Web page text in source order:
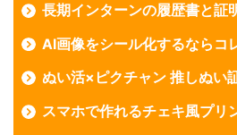
長期インターンの履歴書と証
AI画像をシール化するならコ
ぬい活×ピクチャン 推しぬい
スマホで作れるチェキ風プリ